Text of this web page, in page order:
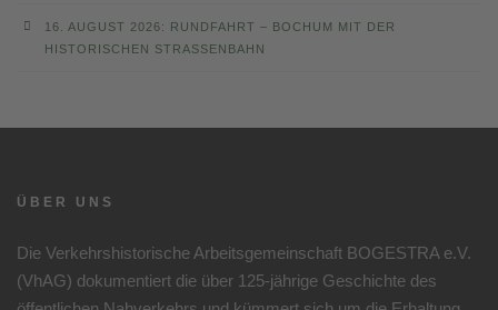
16. AUGUST 2026: RUNDFAHRT – BOCHUM MIT DER
HISTORISCHEN STRASSENBAHN
ÜBER UNS
Die Verkehrshistorische Arbeitsgemeinschaft BOGESTRA e.V.
(VhAG) dokumentiert die über 125-jährige Geschichte des